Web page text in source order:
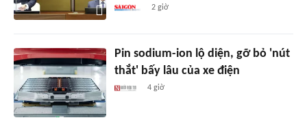
2 giờ
Pin sodium-ion lộ diện, gỡ bỏ 'nút
thắt' bấy lâu của xe điện
4 giờ